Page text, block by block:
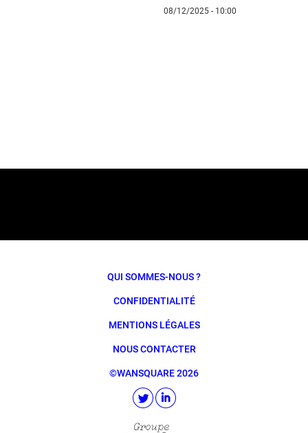
08/12/2025 - 10:00
QUI SOMMES-NOUS ?
CONFIDENTIALITÉ
MENTIONS LÉGALES
NOUS CONTACTER
©WANSQUARE 2026